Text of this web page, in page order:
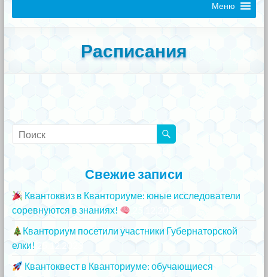
Меню
Расписания
Свежие записи
Квантоквиз в Кванториуме: юные исследователи
соревнуются в знаниях!
Кванториум посетили участники Губернаторской
елки!
Квантоквест в Кванториуме: обучающиеся